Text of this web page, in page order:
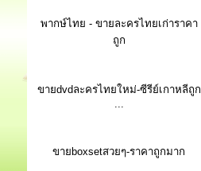
พากษ์ไทย - ขายละครไทยเก่าราคา
ถูก
ขายdvdละครไทยใหม่-ซีรีย์เกาหลีถูก
...
ขายboxsetสวยๆ-ราคาถูกมาก